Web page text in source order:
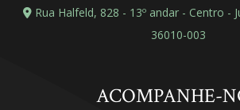
Rua Halfeld, 828 - 13º andar - Centro -
36010-003
ACOMPANHE-